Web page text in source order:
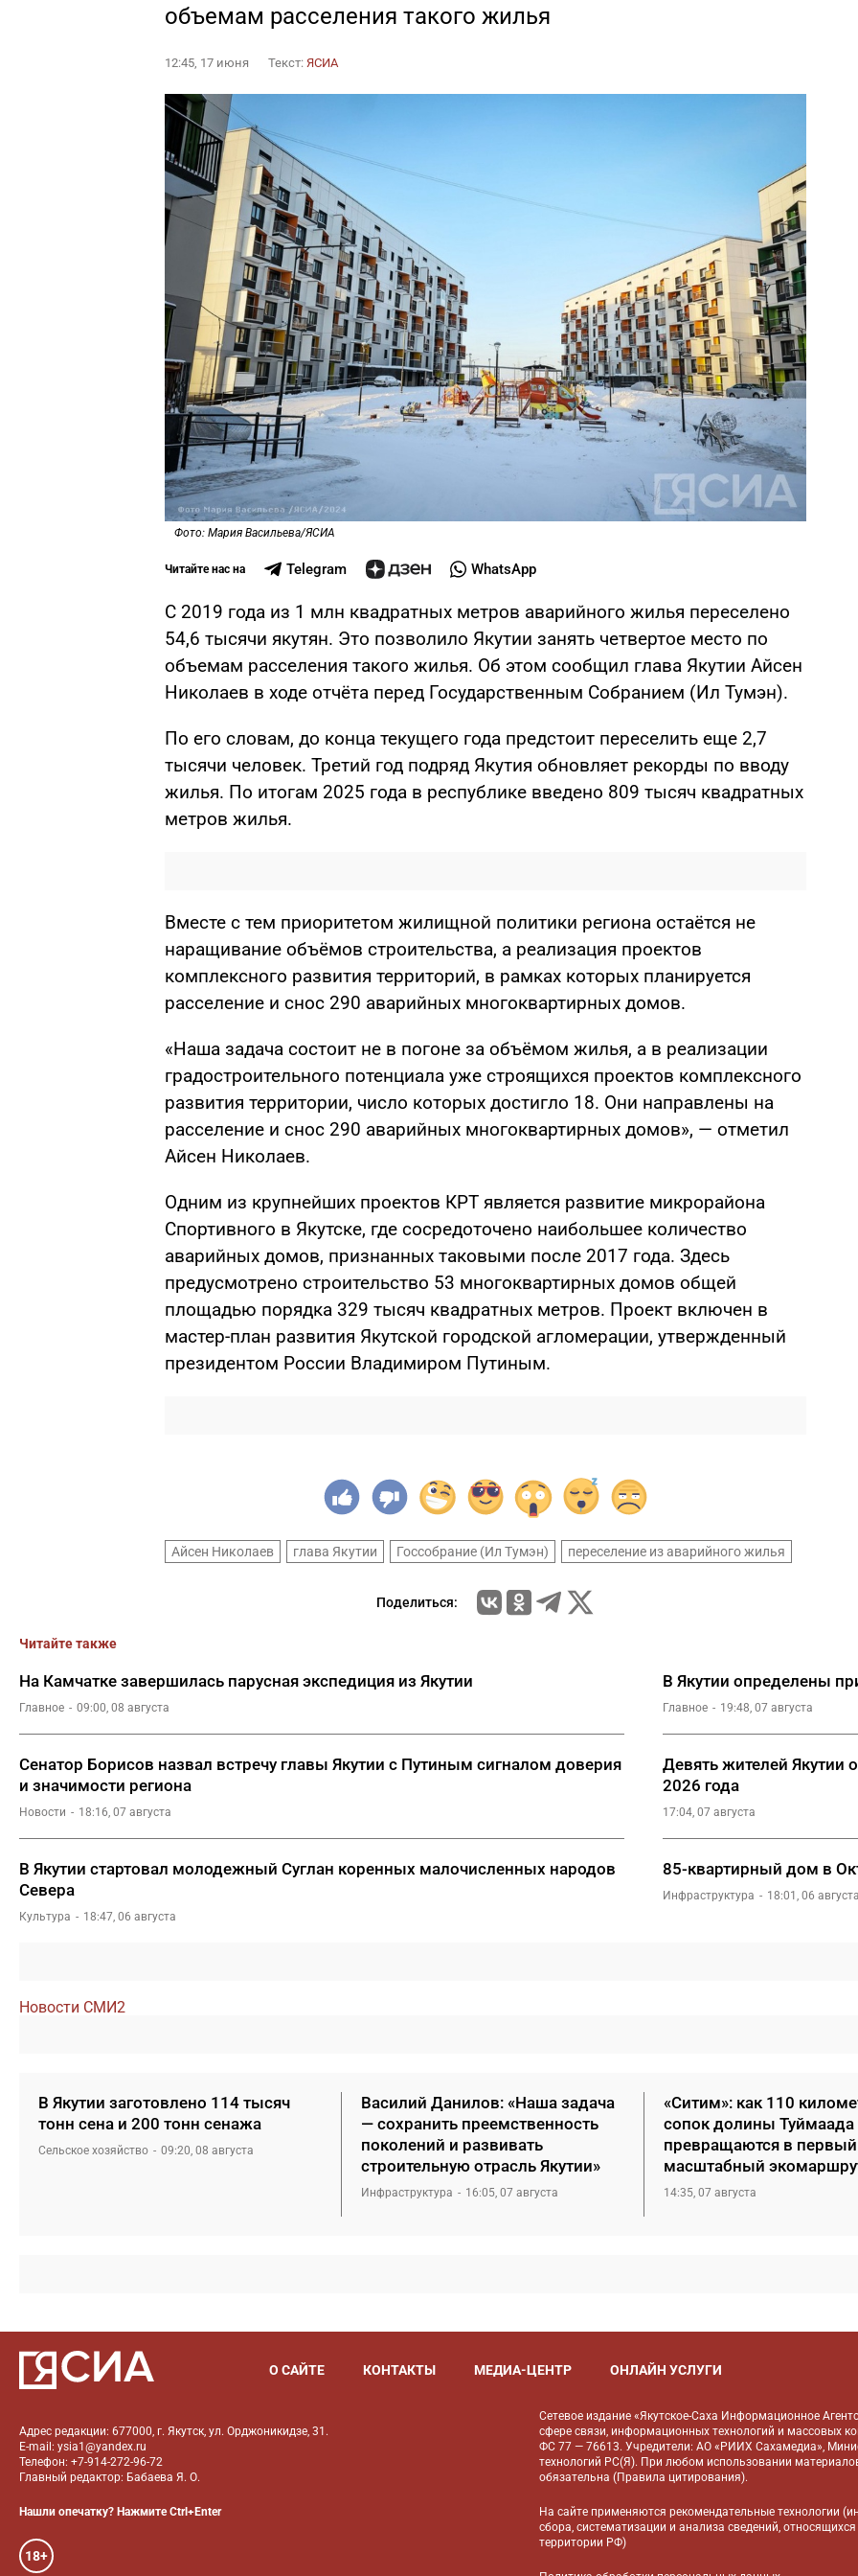
объемам расселения такого жилья
12:45, 17 июня Текст: ЯСИА
Фото: Мария Васильева/ЯСИА
Читайте нас на Telegram WhatsApp
С 2019 года из 1 млн квадратных метров аварийного жилья переселено
54,6 тысячи якутян. Это позволило Якутии занять четвертое место по
объемам расселения такого жилья. Об этом сообщил глава Якутии Айсен
Николаев в ходе отчёта перед Государственным Собранием (Ил Тумэн).
По его словам, до конца текущего года предстоит переселить еще 2,7
тысячи человек. Третий год подряд Якутия обновляет рекорды по вводу
жилья. По итогам 2025 года в республике введено 809 тысяч квадратных
метров жилья.
Вместе с тем приоритетом жилищной политики региона остаётся не
наращивание объёмов строительства, а реализация проектов
комплексного развития территорий, в рамках которых планируется
расселение и снос 290 аварийных многоквартирных домов.
«Наша задача состоит не в погоне за объёмом жилья, а в реализации
градостроительного потенциала уже строящихся проектов комплексного
развития территории, число которых достигло 18. Они направлены на
расселение и снос 290 аварийных многоквартирных домов», — отметил
Айсен Николаев.
Одним из крупнейших проектов КРТ является развитие микрорайона
Спортивного в Якутске, где сосредоточено наибольшее количество
аварийных домов, признанных таковыми после 2017 года. Здесь
предусмотрено строительство 53 многоквартирных домов общей
площадью порядка 329 тысяч квадратных метров. Проект включен в
мастер-план развития Якутской городской агломерации, утвержденный
президентом России Владимиром Путиным.
Айсен Николаев глава Якутии Госсобрание (Ил Тумэн) переселение из аварийного жилья
Поделиться:
Читайте также
На Камчатке завершилась парусная экспедиция из Якутии
Главное 09:00, 08 августа
В Якутии определены
Главное 19:48, 07 августа
Сенатор Борисов назвал встречу главы Якутии с Путиным сигналом доверия
и значимости региона
Новости 18:16, 07 августа
Девять жителей Якутии
2026 года
17:04, 07 августа
В Якутии стартовал молодежный Суглан коренных малочисленных народов
Севера
Культура 18:47, 06 августа
85-квартирный дом в
Инфраструктура 18:01, 06
Новости СМИ2
В Якутии заготовлено 114 тысяч
тонн сена и 200 тонн сенажа
Сельское хозяйство 09:20, 08 августа
Василий Данилов: «Наша задача
— сохранить преемственность
поколений и развивать
строительную отрасль Якутии»
Инфраструктура 16:05, 07 августа
«Ситим»: как 110
сопок долины Туймаада
превращаются в первый
масштабный
14:35, 07 августа
О САЙТЕ КОНТАКТЫ МЕДИА-ЦЕНТР ОНЛАЙН УСЛУГИ
Адрес редакции: 677000, г. Якутск, ул. Орджоникидзе, 31.
E-mail: ysia1@yandex.ru
Телефон: +7-914-272-96-72
Главный редактор: Бабаева Я. О.
Нашли опечатку? Нажмите Ctrl+Enter
18+
Сетевое издание «Якутское-Саха Информационное
сфере связи, информационных технологий и массовых
ФС 77 — 76613. Учредители: АО «РИИХ Сахамедиа»,
технологий РС(Я). При любом использовании
обязательна (Правила цитирования).
На сайте применяютсярекомендательные технологии
сбора, систематизации и анализа сведений,
территории РФ)